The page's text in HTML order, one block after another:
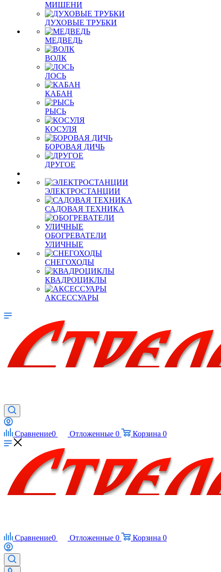
МИШЕНИ
ДУХОВЫЕ ТРУБКИ
МЕДВЕДЬ
ВОЛК
ЛОСЬ
КАБАН
РЫСЬ
КОСУЛЯ
БОРОВАЯ ДИЧЬ
ДРУГОЕ
ЭЛЕКТРОСТАНЦИИ
САДОВАЯ ТЕХНИКА
ОБОГРЕВАТЕЛИ
УЛИЧНЫЕ
СНЕГОХОДЫ
КВАДРОЦИКЛЫ
АКСЕССУАРЫ
Сравнение0 Отложенные 0 Корзина 0
Сравнение0 Отложенные 0 Корзина 0